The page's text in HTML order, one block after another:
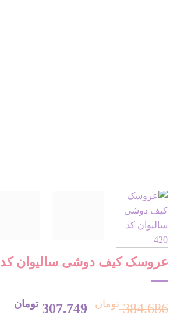
عروسک کیف دوشی سالیوان کد 420
384.686 تومان قیمت
307.749 تومان